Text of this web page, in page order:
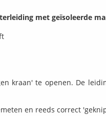
met geïsoleerde
kraan' te openen. De
en reeds correct